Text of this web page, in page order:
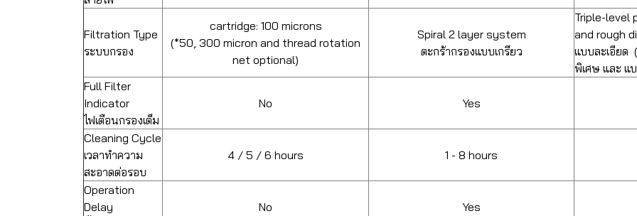
Filtration Type
ระบบกรอง
cartridge: 100 microns
(*50, 300 micron and thread rotation
net optional)
Spiral 2 layer system
ตะกร้ากรองแบบเกรียว
Triple-level
and rough
แบบละเอียด
พิเศษ และ แ
Full Filter
Indicator
ไฟเตือนกรองเต็ม
No Yes
Cleaning Cycle
เวลาทำความ
สะอาดต่อรอบ
4 / 5 / 6 hours 1 - 8 hours
Operation
Delay
No Yes